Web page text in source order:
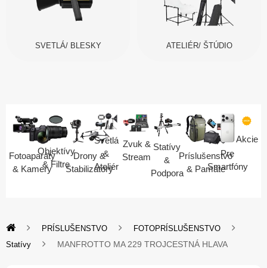
SVETLÁ/ BLESKY ATELIÉR/ ŠTÚDIO
Fotoaparáty
& Kamery
Objektívy
& Filtre
Drony &
Stabilizátory
Svetlá
&
Ateliér
Zvuk &
Stream
Statívy
&
Podpora
Príslušenstvo
& Pamäte
Pre
Smartfóny
Akcie
PRÍSLUŠENSTVO
FOTOPRÍSLUŠENSTVO
Statívy
MANFROTTO MA 229 TROJCESTNÁ HLAVA